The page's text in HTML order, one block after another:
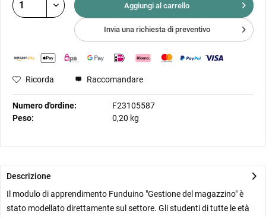
Aggiungi al carrello
Invia una richiesta di preventivo
Ricorda Raccomandare
Numero d'ordine:
F23105587
Peso:
0,20 kg
Descrizione
Il modulo di apprendimento Funduino "Gestione del magazzino" è
stato modellato direttamente sul settore. Gli studenti di tutte le età